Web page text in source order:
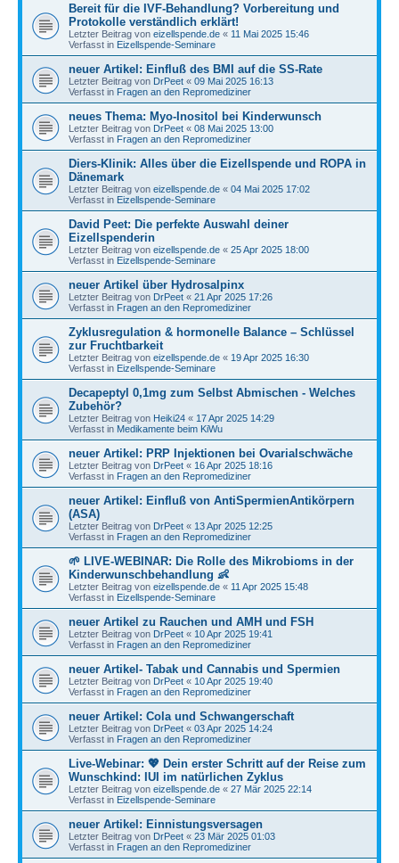
Bereit für die IVF-Behandlung? Vorbereitung und
Protokolle verständlich erklärt!
Letzter Beitrag von eizellspende.de « 11 Mai 2025 15:46
Verfasst in Eizellspende-Seminare
neuer Artikel: Einfluß des BMI auf die SS-Rate
Letzter Beitrag von DrPeet « 09 Mai 2025 16:13
Verfasst in Fragen an den Repromediziner
neues Thema: Myo-Inositol bei Kinderwunsch
Letzter Beitrag von DrPeet « 08 Mai 2025 13:00
Verfasst in Fragen an den Repromediziner
Diers-Klinik: Alles über die Eizellspende und ROPA in
Dänemark
Letzter Beitrag von eizellspende.de « 04 Mai 2025 17:02
Verfasst in Eizellspende-Seminare
David Peet: Die perfekte Auswahl deiner
Eizellspenderin
Letzter Beitrag von eizellspende.de « 25 Apr 2025 18:00
Verfasst in Eizellspende-Seminare
neuer Artikel über Hydrosalpinx
Letzter Beitrag von DrPeet « 21 Apr 2025 17:26
Verfasst in Fragen an den Repromediziner
Zyklusregulation & hormonelle Balance – Schlüssel
zur Fruchtbarkeit
Letzter Beitrag von eizellspende.de « 19 Apr 2025 16:30
Verfasst in Eizellspende-Seminare
Decapeptyl 0,1mg zum Selbst Abmischen - Welches
Zubehör?
Letzter Beitrag von Heiki24 « 17 Apr 2025 14:29
Verfasst in Medikamente beim KiWu
neuer Artikel: PRP Injektionen bei Ovarialschwäche
Letzter Beitrag von DrPeet « 16 Apr 2025 18:16
Verfasst in Fragen an den Repromediziner
neuer Artikel: Einfluß von AntiSpermienAntikörpern
(ASA)
Letzter Beitrag von DrPeet « 13 Apr 2025 12:25
Verfasst in Fragen an den Repromediziner
🌱 LIVE-WEBINAR: Die Rolle des Mikrobioms in der
Kinderwunschbehandlung 👶
Letzter Beitrag von eizellspende.de « 11 Apr 2025 15:48
Verfasst in Eizellspende-Seminare
neuer Artikel zu Rauchen und AMH und FSH
Letzter Beitrag von DrPeet « 10 Apr 2025 19:41
Verfasst in Fragen an den Repromediziner
neuer Artikel- Tabak und Cannabis und Spermien
Letzter Beitrag von DrPeet « 10 Apr 2025 19:40
Verfasst in Fragen an den Repromediziner
neuer Artikel: Cola und Schwangerschaft
Letzter Beitrag von DrPeet « 03 Apr 2025 14:24
Verfasst in Fragen an den Repromediziner
Live-Webinar: 💖 Dein erster Schritt auf der Reise zum
Wunschkind: IUI im natürlichen Zyklus
Letzter Beitrag von eizellspende.de « 27 Mär 2025 22:14
Verfasst in Eizellspende-Seminare
neuer Artikel: Einnistungsversagen
Letzter Beitrag von DrPeet « 23 Mär 2025 01:03
Verfasst in Fragen an den Repromediziner